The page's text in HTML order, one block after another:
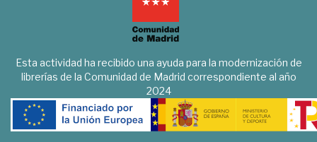
Esta actividad ha recibido una ayuda para la modernización de
librerías de la Comunidad de Madrid correspondiente al año
2024